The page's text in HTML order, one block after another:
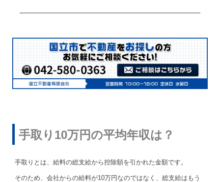
手取り10万円の平均年収は？
手取りとは、給料の総支給から控除額を引かれた金額です。
そのため、会社からの給料が10万円なのではなく、総支給はもう